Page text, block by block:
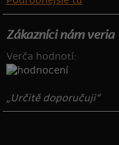
Zákazníci nám veria
Verča hodnotí:
„Určitě doporučuji“